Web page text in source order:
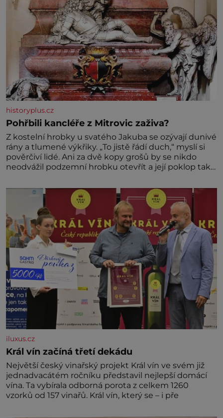
historyplus.cz
Pohřbili kancléře z Mitrovic zaživa?
Z kostelní hrobky u svatého Jakuba se ozývají dunivé
rány a tlumené výkřiky. „To jistě řádí duch,“ myslí si
pověrčiví lidé. Ani za dvě kopy grošů by se nikdo
neodvážil podzemní hrobku otevřít a její poklop tak
divné burácení skutečně ustane. Když o mnoho let
později hrobku
iluxus.cz
Král vín začíná třetí dekádu
Největší český vinařský projekt Král vín ve svém již
jednadvacátém ročníku představil nejlepší domácí
vína. Ta vybírala odborná porota z celkem 1260
vzorků od 157 vinařů. Král vín, který se – i pře